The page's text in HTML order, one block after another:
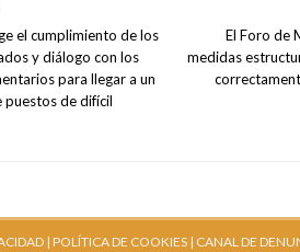
el cumplimiento de los
y diálogo con los
para llegar a un
puestos de difícil
El Foro de
medidas
| POLÍTICA DE COOKIES | CANAL DE